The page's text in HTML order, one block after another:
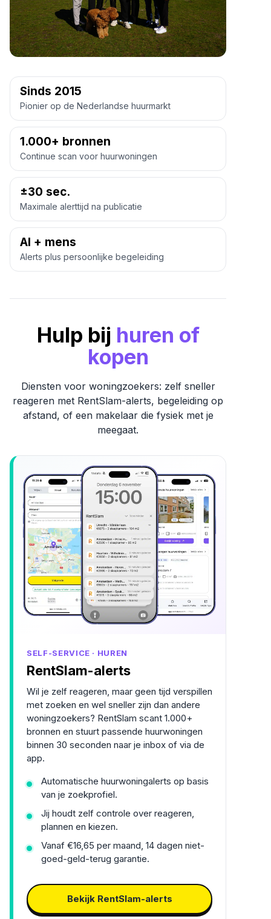
Sinds 2015
Pionier op de Nederlandse huurmarkt
1.000+ bronnen
Continue scan voor huurwoningen
±30 sec.
Maximale alerttijd na publicatie
AI + mens
Alerts plus persoonlijke begeleiding
Hulp bij huren of
kopen
Diensten voor woningzoekers: zelf sneller
reageren met RentSlam-alerts, begeleiding op
afstand, of een makelaar die fysiek met je
meegaat.
SELF-SERVICE · HUREN
RentSlam-alerts
Wil je zelf reageren, maar geen tijd verspillen
met zoeken en wel sneller zijn dan andere
woningzoekers? RentSlam scant 1.000+
bronnen en stuurt passende huurwoningen
binnen 30 seconden naar je inbox of via de
app.
Automatische huurwoningalerts op basis
van je zoekprofiel.
Jij houdt zelf controle over reageren,
plannen en kiezen.
Vanaf €16,65 per maand, 14 dagen niet-
goed-geld-terug garantie.
Bekijk RentSlam-alerts